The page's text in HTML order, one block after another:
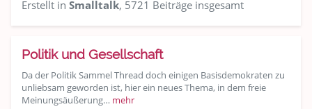
Erstellt in Smalltalk, 5721 Beiträge insgesamt
Politik und Gesellschaft
Da der Politik Sammel Thread doch einigen Basisdemokraten zu
unliebsam geworden ist, hier ein neues Thema, in dem freie
Meinungsäußerung… mehr